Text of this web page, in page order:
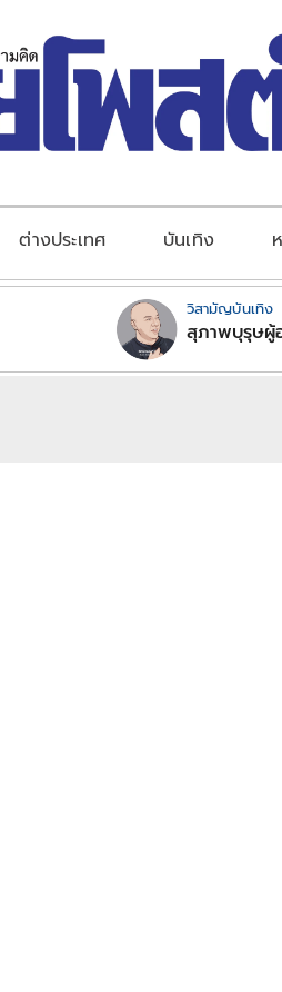
ต่างประเทศ บันเทิง
วิสามัญบันเทิง
สุภาพบุรุษผู้